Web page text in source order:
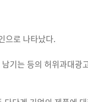
으로 나타났다.
기는 등의 허위과대광